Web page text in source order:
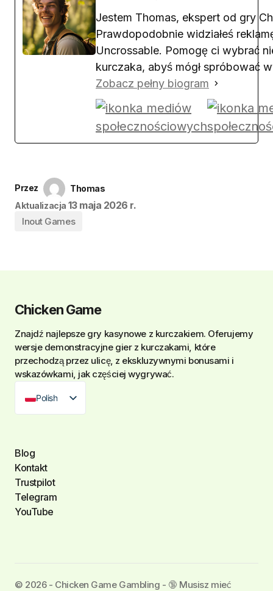
Jestem Thomas, ekspert od gry
Prawdopodobnie widziałeś
Uncrossable. Pomogę ci wybrać
kurczaka, abyś mógł spróbować
Zobacz pełny biogram
Przez
Thomas
Aktualizacja 13 maja 2026 r.
Inout Games
Chicken Game
Znajdź najlepsze gry kasynowe z kurczakiem. Oferujemy
wersje demonstracyjne gier z kurczakami, które
przechodzą przez ulicę, z ekskluzywnymi bonusami i
wskazówkami, jak częściej wygrywać.
Polish
Blog
Kontakt
Trustpilot
Telegram
YouTube
©️ 2026 - Chicken Game Gambling - 🔞 Musisz mieć